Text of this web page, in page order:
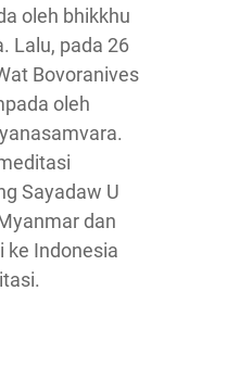
oleh bhikkhu
Lalu, pada 26
Bovoranives
oleh
Sayadaw U
dan
ke Indonesia